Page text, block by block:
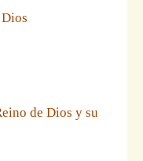
de Dios y su